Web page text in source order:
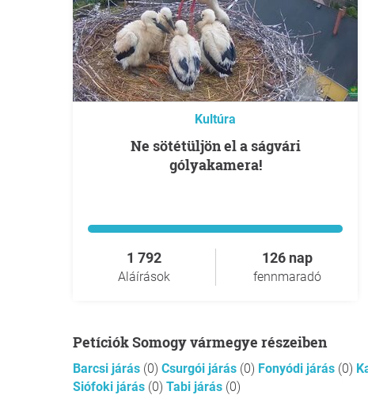
Kultúra
Ne sötétüljön el a ságvári
gólyakamera!
1 792
Aláírások
126 nap
fennmaradó
Petíciók Somogy vármegye részeiben
Barcsi járás (0) Csurgói járás (0) Fonyódi járás (0)
Siófoki járás (0) Tabi járás (0)